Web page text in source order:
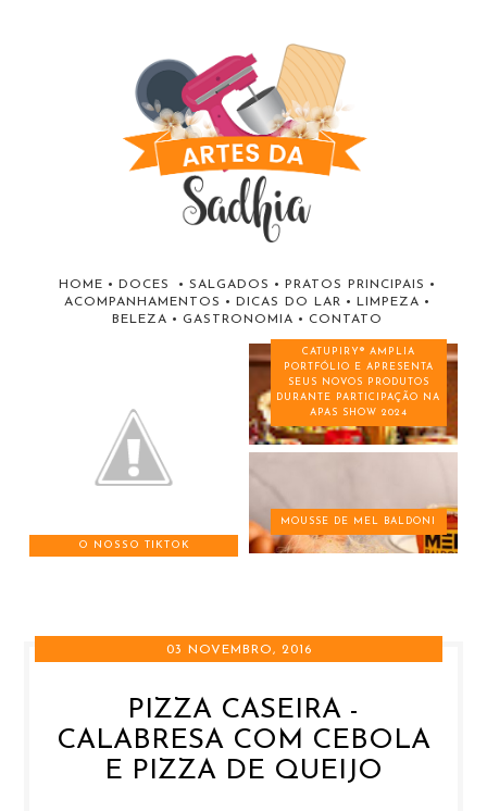
HOME • DOCES • SALGADOS • PRATOS PRINCIPAIS •
ACOMPANHAMENTOS • DICAS DO LAR • LIMPEZA •
BELEZA • GASTRONOMIA • CONTATO
O NOSSO TIKTOK
CATUPIRY® AMPLIA
PORTFÓLIO E APRESENTA
SEUS NOVOS PRODUTOS
DURANTE PARTICIPAÇÃO NA
APAS SHOW 2024
MOUSSE DE MEL BALDONI
03 NOVEMBRO, 2016
PIZZA CASEIRA -
CALABRESA COM CEBOLA
E PIZZA DE QUEIJO